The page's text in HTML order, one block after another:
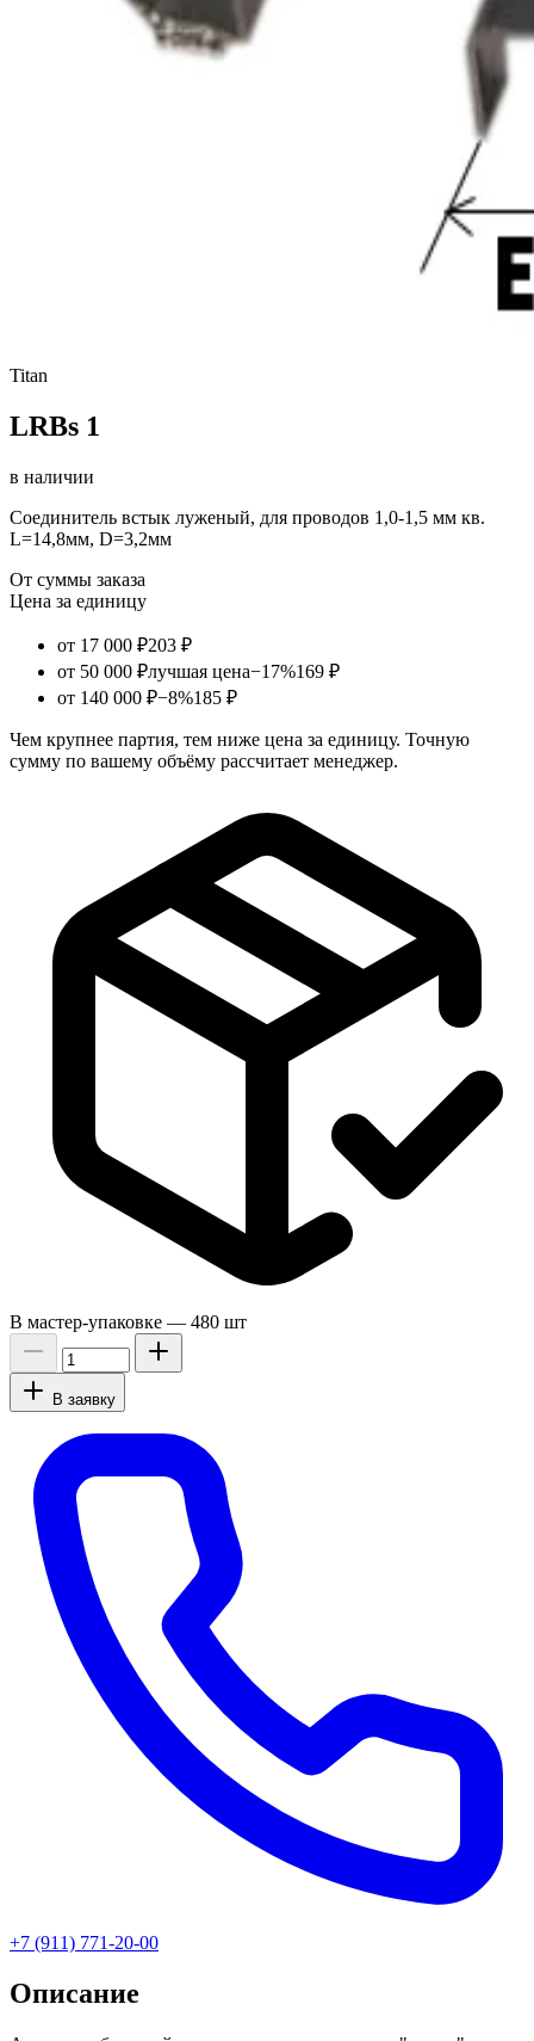
Titan
LRBs 1
в наличии
Соединитель встык луженый, для проводов 1,0-1,5 мм кв.
L=14,8мм, D=3,2мм
От суммы заказа
Цена за единицу
от 17 000 ₽203 ₽
от 50 000 ₽лучшая цена−17%169 ₽
от 140 000 ₽−8%185 ₽
Чем крупнее партия, тем ниже цена за единицу. Точную
сумму по вашему объёму рассчитает менеджер.
В мастер-упаковке — 480 шт
В заявку
+7 (911) 771-20-00
Описание